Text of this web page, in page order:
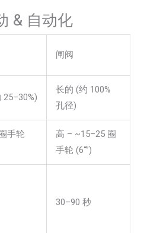
& 自动化
闸阀
长的 (约 100%
孔径)
手轮
高 – ~15–25 圈
手轮 (6“”)
30–90 秒